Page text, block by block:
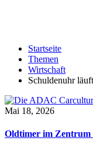
Startseite
Themen
Wirtschaft
Schuldenuhr
Mai 18, 2026
Oldtimer im Zentrum